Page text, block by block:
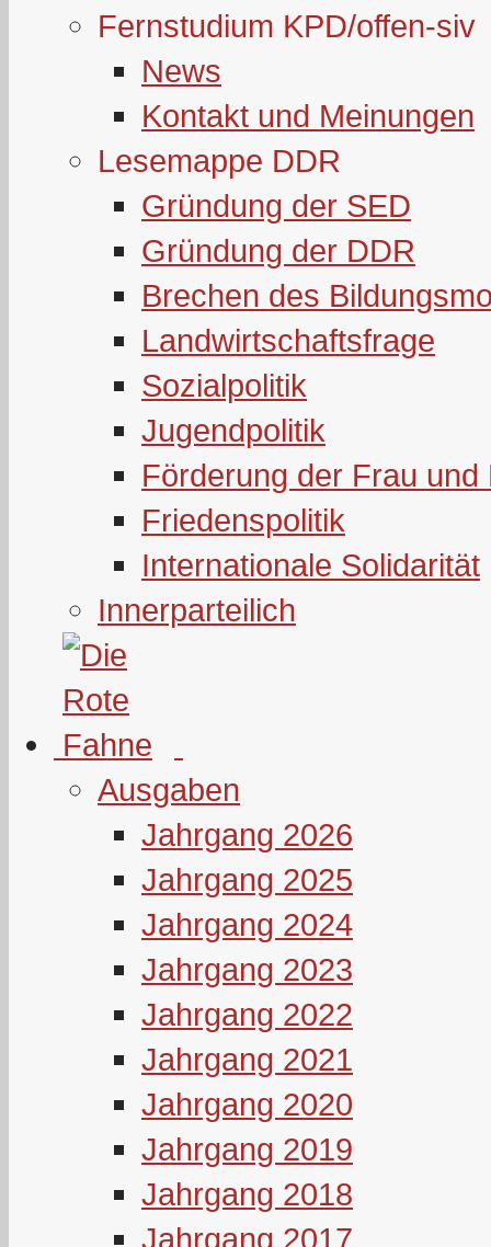
Fernstudium KPD/offen-siv
News
Kontakt und Meinungen
Lesemappe DDR
Gründung der SED
Gründung der DDR
Brechen des
Landwirtschaftsfrage
Sozialpolitik
Jugendpolitik
Förderung der Frau und
Friedenspolitik
Internationale Solidarität
Innerparteilich
Ausgaben
Jahrgang 2026
Jahrgang 2025
Jahrgang 2024
Jahrgang 2023
Jahrgang 2022
Jahrgang 2021
Jahrgang 2020
Jahrgang 2019
Jahrgang 2018
Jahrgang 2017